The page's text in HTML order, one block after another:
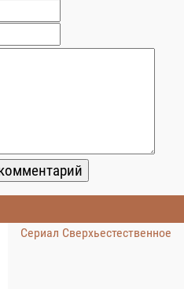
Сериал Сверхьестественное